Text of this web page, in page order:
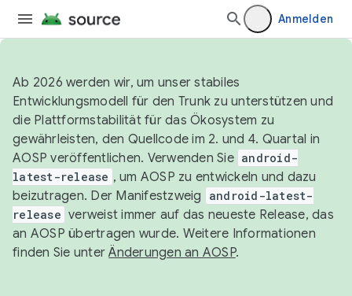
Anmelden
Ab 2026 werden wir, um unser stabiles
Entwicklungsmodell für den Trunk zu unterstützen und
die Plattformstabilität für das Ökosystem zu
gewährleisten, den Quellcode im 2. und 4. Quartal in
AOSP veröffentlichen. Verwenden Sie android-
latest-release , um AOSP zu entwickeln und dazu
beizutragen. Der Manifestzweig
android-latest-
release verweist immer auf das neueste Release, das
an AOSP übertragen wurde. Weitere Informationen
finden Sie unterÄnderungen an AOSP.